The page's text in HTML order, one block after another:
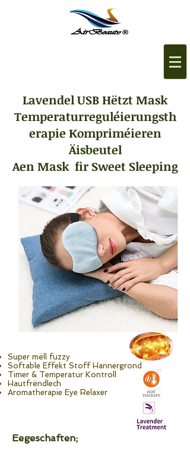
Lavendel USB Hëtzt Mask
Temperaturreguléierungsth
erapie Kompriméieren
Äisbeutel
Aen Mask fir Sweet Sleeping
Super mëll fuzzy
Softable Effekt Stoff Hannergrond
Timer & Temperatur Kontroll
Hautfrëndlech
Aromatherapie Eye Relaxer
Eegeschaften;